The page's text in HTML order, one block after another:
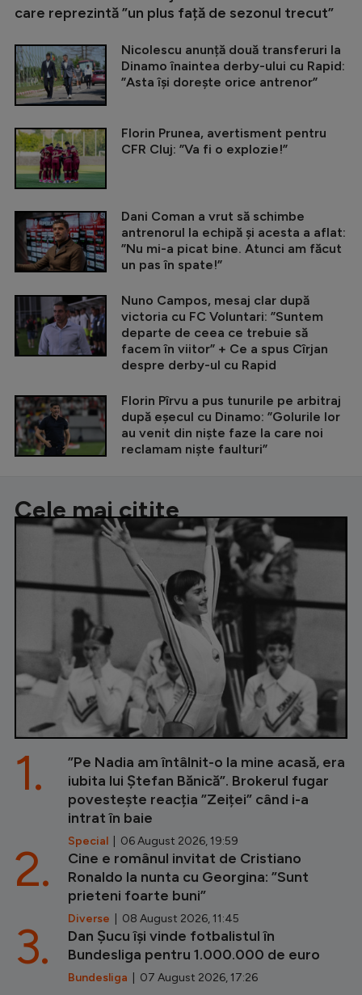
care reprezintă ”un plus față de sezonul trecut”
Nicolescu anunță două transferuri la
Dinamo înaintea derby-ului cu Rapid:
”Asta își dorește orice antrenor”
Florin Prunea, avertisment pentru
CFR Cluj: ”Va fi o explozie!”
Dani Coman a vrut să schimbe
antrenorul la echipă și acesta a aflat:
”Nu mi-a picat bine. Atunci am făcut
un pas în spate!”
Nuno Campos, mesaj clar după
victoria cu FC Voluntari: ”Suntem
departe de ceea ce trebuie să
facem în viitor” + Ce a spus Cîrjan
despre derby-ul cu Rapid
Florin Pîrvu a pus tunurile pe arbitraj
după eșecul cu Dinamo: ”Golurile lor
au venit din niște faze la care noi
reclamam niște faulturi”
Cele mai citite
”Pe Nadia am întâlnit-o la mine acasă, era
iubita lui Ștefan Bănică”. Brokerul fugar
povestește reacția ”Zeiței” când i-a
intrat în baie
Special | 06 August 2026, 19:59
1.
Cine e românul invitat de Cristiano
Ronaldo la nunta cu Georgina: ”Sunt
prieteni foarte buni”
Diverse | 08 August 2026, 11:45
2.
Dan Șucu își vinde fotbalistul în
Bundesliga pentru 1.000.000 de euro
Bundesliga | 07 August 2026, 17:26
3.